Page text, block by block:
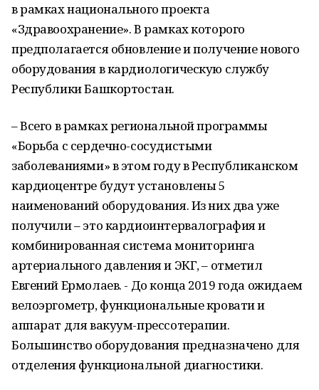
в рамках национального проекта
«Здравоохранение». В рамках которого
предполагается обновление и получение нового
оборудования в кардиологическую службу
Республики Башкортостан.
– Всего в рамках региональной программы
«Борьба с сердечно-сосудистыми
заболеваниями» в этом году в Республиканском
кардиоцентре будут установлены 5
наименований оборудования. Из них два уже
получили – это кардиоинтервалография и
комбинированная система мониторинга
артериального давления и ЭКГ, – отметил
Евгений Ермолаев. - До конца 2019 года ожидаем
велоэргометр, функциональные кровати и
аппарат для вакуум-прессотерапии.
Большинство оборудования предназначено для
отделения функциональной диагностики.